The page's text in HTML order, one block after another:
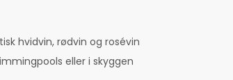
hvidvin, rødvin og rosévin
eller i skyggen